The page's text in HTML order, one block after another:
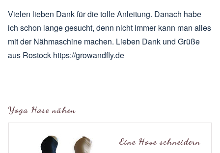
Vielen lieben Dank für die tolle Anleitung. Danach habe
ich schon lange gesucht, denn nicht immer kann man alles
mit der Nähmaschine machen. Lieben Dank und Grüße
aus Rostock https://growandfly.de
Yoga Hose nähen
Eine Hose schneidern